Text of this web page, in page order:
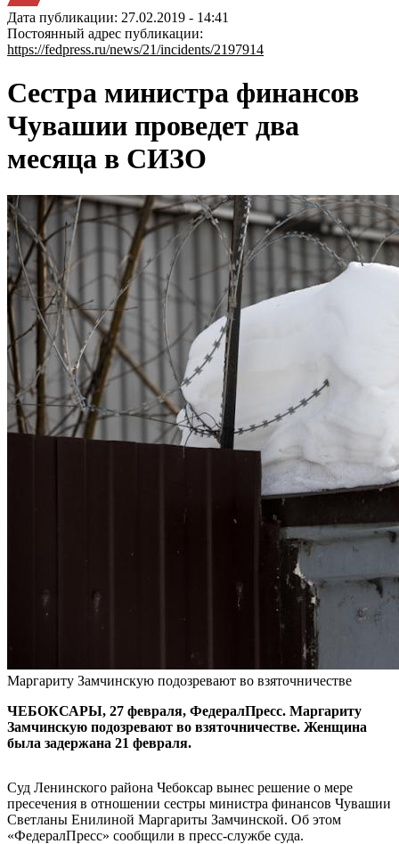
Дата публикации: 27.02.2019 - 14:41
Постоянный адрес публикации:
https://fedpress.ru/news/21/incidents/2197914
Сестра министра финансов
Чувашии проведет два
месяца в СИЗО
Маргариту Замчинскую подозревают во взяточничестве
ЧЕБОКСАРЫ, 27 февраля, ФедералПресс. Маргариту
Замчинскую подозревают во взяточничестве. Женщина
была задержана 21 февраля.
Суд Ленинского района Чебоксар вынес решение о мере
пресечения в отношении сестры министра финансов Чувашии
Светланы Енилиной Маргариты Замчинской. Об этом
«ФедералПресс» сообщили в пресс-службе суда.